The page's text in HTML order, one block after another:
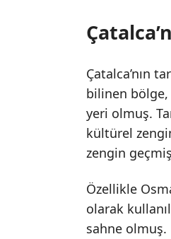
Çatalca’nın
bilinen
yeri olmuş.
kültürel
zengin
Özellikle
olarak
sahne olmuş.